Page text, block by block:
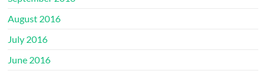
August 2016
July 2016
June 2016